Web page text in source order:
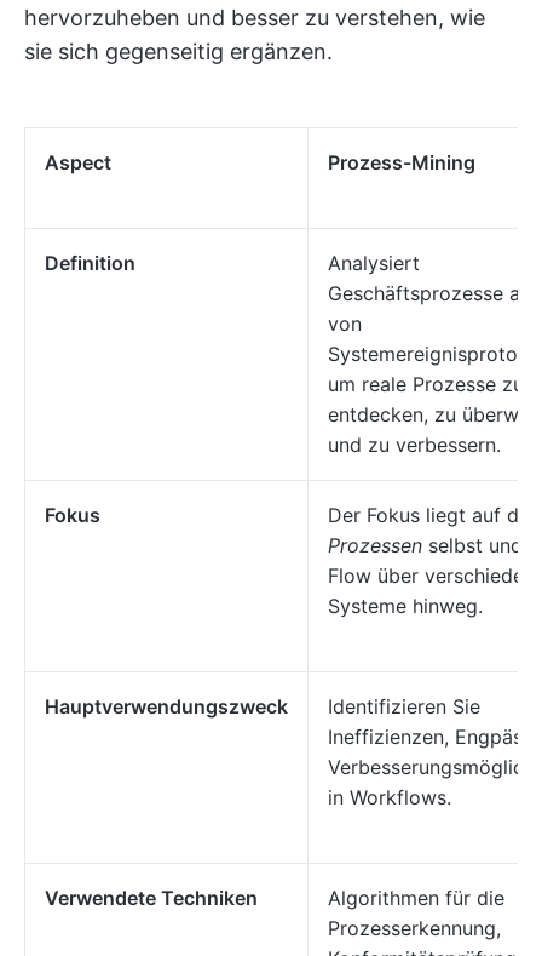
hervorzuheben und besser zu verstehen, wie
sie sich gegenseitig ergänzen.
Aspect Prozess-Mining
Definition
Analysiert
Geschäftsprozesse
von
um reale Prozesse zu
entdecken, zu
und zu verbessern.
Fokus
Der Fokus liegt auf den
Prozessen selbst und
Flow über
Systeme hinweg.
Hauptverwendungszweck
Identifizieren Sie
Ineffizienzen,
in Workflows.
Verwendete Techniken
Algorithmen für die
Prozesserkennung,